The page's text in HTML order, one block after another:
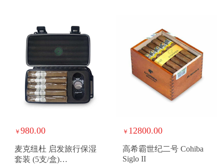
￥ 980.00
麦克纽杜 启发旅行保湿
套装 (5支/盒)
￥ 12800.00
高希霸世纪二号 Cohiba
Siglo II